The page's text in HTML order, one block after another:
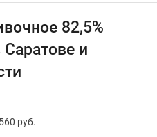
82,5%
и
560 руб.